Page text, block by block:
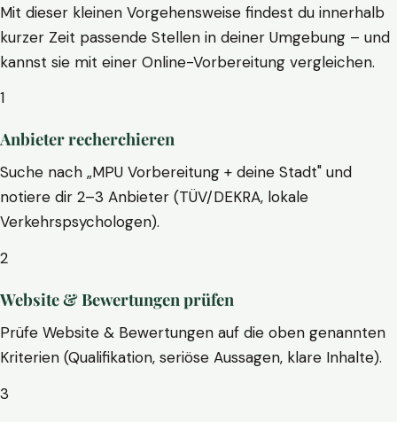
Mit dieser kleinen Vorgehensweise findest du innerhalb
kurzer Zeit passende Stellen in deiner Umgebung – und
kannst sie mit einer Online-Vorbereitung vergleichen.
1
Anbieter recherchieren
Suche nach „MPU Vorbereitung + deine Stadt" und
notiere dir 2–3 Anbieter (TÜV/DEKRA, lokale
Verkehrspsychologen).
2
Website & Bewertungen prüfen
Prüfe Website & Bewertungen auf die oben genannten
Kriterien (Qualifikation, seriöse Aussagen, klare Inhalte).
3